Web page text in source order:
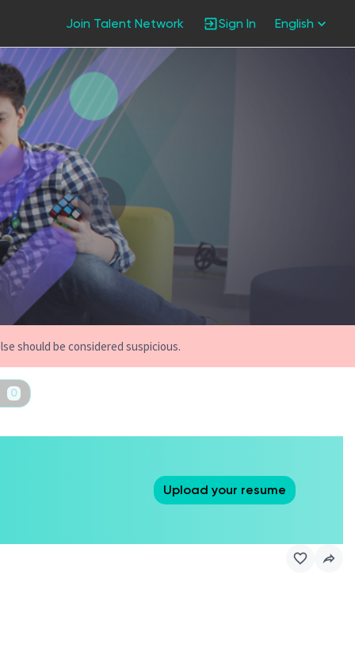
Join Talent Network Sign In English
should be considered suspicious.
0
Upload your resume